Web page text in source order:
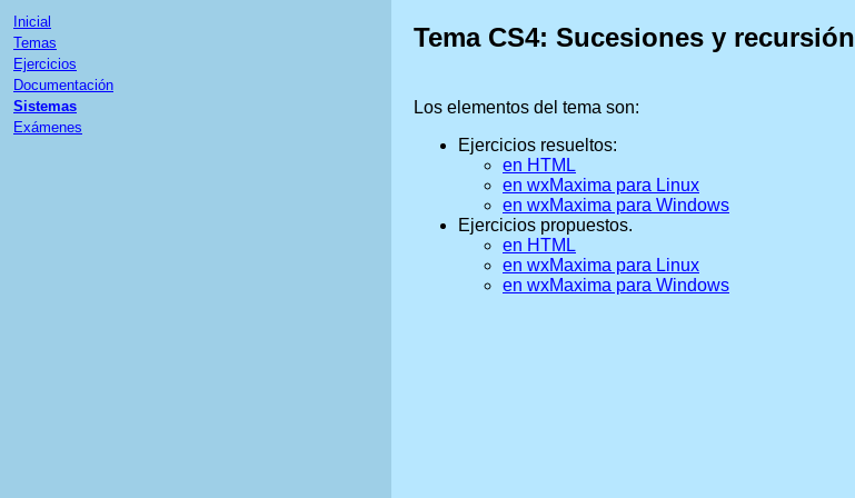
Inicial
Temas
Ejercicios
Documentación
Sistemas
Exámenes
Tema CS4: Sucesiones y recursión
Los elementos del tema son:
Ejercicios resueltos:
en HTML
en wxMaxima para Linux
en wxMaxima para Windows
Ejercicios propuestos.
en HTML
en wxMaxima para Linux
en wxMaxima para Windows